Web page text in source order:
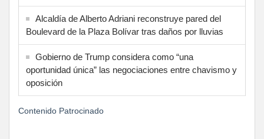
Alcaldía de Alberto Adriani reconstruye pared del
Boulevard de la Plaza Bolívar tras daños por lluvias
Gobierno de Trump considera como “una
oportunidad única” las negociaciones entre chavismo y
oposición
Contenido Patrocinado